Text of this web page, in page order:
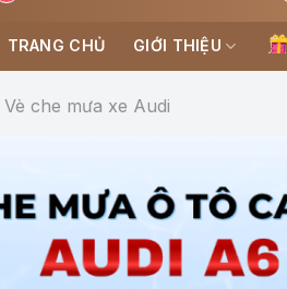
TRANG CHỦ GIỚI THIỆU
Vè che mưa xe Audi